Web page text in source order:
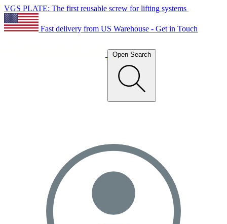
VGS PLATE: The first reusable screw for lifting systems
Fast delivery from US Warehouse - Get in Touch
Open Search